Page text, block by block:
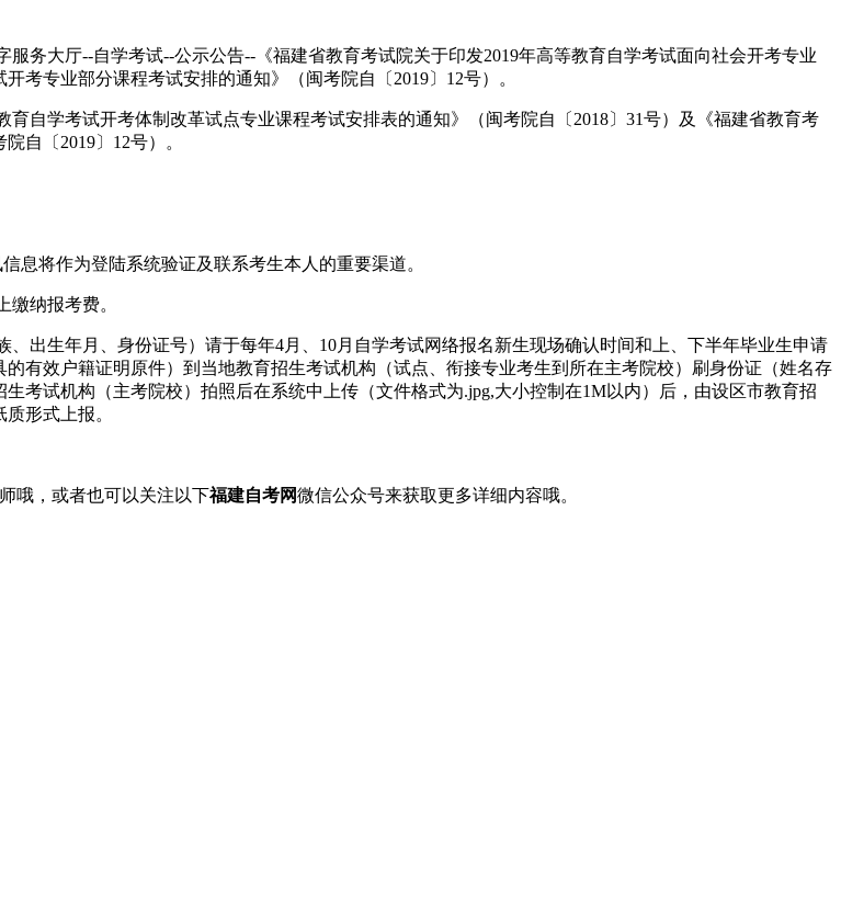
务大厅--自学考试--公示公告--《福建省教育考试院关于印发2019年高等教育自学考试面向社会开考专业
考专业部分课程考试安排的通知》（闽考院自〔2019〕12号）。
自学考试开考体制改革试点专业课程考试安排表的通知》（闽考院自〔2018〕31号）及《福建省教育考
自〔2019〕12号）。
息将作为登陆系统验证及联系考生本人的重要渠道。
纳报考费。
出生年月、身份证号）请于每年4月、10月自学考试网络报名新生现场确认时间和上、下半年毕业生申请
有效户籍证明原件）到当地教育招生考试机构（试点、衔接专业考生到所在主考院校）刷身份证（姓名存
考试机构（主考院校）拍照后在系统中上传（文件格式为.jpg,大小控制在1M以内）后，由设区市教育招
形式上报。
哦，或者也可以关注以下福建自考网微信公众号来获取更多详细内容哦。